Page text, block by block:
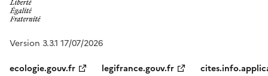
Version 3.3.1 17/07/2026
ecologie.gouv.fr
legifrance.gouv.fr